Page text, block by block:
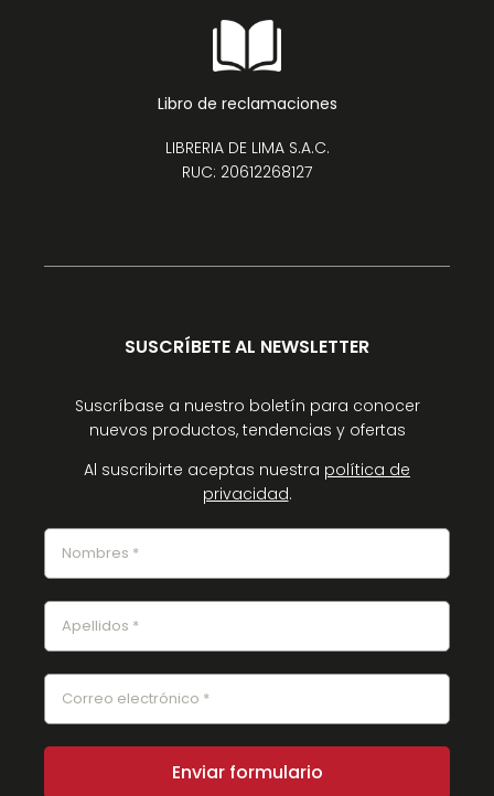
Libro de reclamaciones
LIBRERIA DE LIMA S.A.C.
RUC: 20612268127
SUSCRÍBETE AL NEWSLETTER
Suscríbase a nuestro boletín para conocer
nuevos productos, tendencias y ofertas
Al suscribirte aceptas nuestra política de
privacidad.